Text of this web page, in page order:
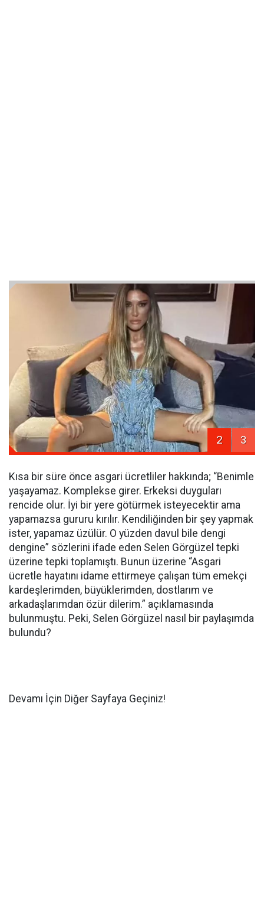
2 3
Kısa bir süre önce asgari ücretliler hakkında; “Benimle
yaşayamaz. Komplekse girer. Erkeksi duyguları
rencide olur. İyi bir yere götürmek isteyecektir ama
yapamazsa gururu kırılır. Kendiliğinden bir şey yapmak
ister, yapamaz üzülür. O yüzden davul bile dengi
dengine” sözlerini ifade eden Selen Görgüzel tepki
üzerine tepki toplamıştı. Bunun üzerine “Asgari
ücretle hayatını idame ettirmeye çalışan tüm emekçi
kardeşlerimden, büyüklerimden, dostlarım ve
arkadaşlarımdan özür dilerim.” açıklamasında
bulunmuştu. Peki, Selen Görgüzel nasıl bir paylaşımda
bulundu?
Devamı İçin Diğer Sayfaya Geçiniz!